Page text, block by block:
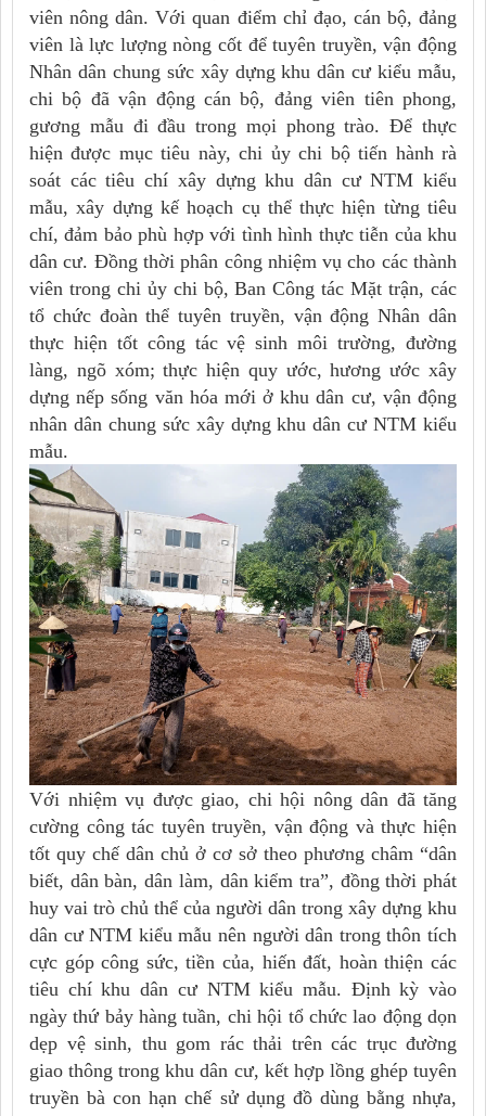
viên nông dân. Với quan điểm chỉ đạo, cán bộ, đảng
viên là lực lượng nòng cốt để tuyên truyền, vận động
Nhân dân chung sức xây dựng khu dân cư kiểu mẫu,
chi bộ đã vận động cán bộ, đảng viên tiên phong,
gương mẫu đi đầu trong mọi phong trào. Để thực
hiện được mục tiêu này, chi ủy chi bộ tiến hành rà
soát các tiêu chí xây dựng khu dân cư NTM kiểu
mẫu, xây dựng kế hoạch cụ thể thực hiện từng tiêu
chí, đảm bảo phù hợp với tình hình thực tiễn của khu
dân cư. Đồng thời phân công nhiệm vụ cho các thành
viên trong chi ủy chi bộ, Ban Công tác Mặt trận, các
tổ chức đoàn thể tuyên truyền, vận động Nhân dân
thực hiện tốt công tác vệ sinh môi trường, đường
làng, ngõ xóm; thực hiện quy ước, hương ước xây
dựng nếp sống văn hóa mới ở khu dân cư, vận động
nhân dân chung sức xây dựng khu dân cư NTM kiểu
mẫu.
Với nhiệm vụ được giao, chi hội nông dân đã tăng
cường công tác tuyên truyền, vận động và thực hiện
tốt quy chế dân chủ ở cơ sở theo phương châm “dân
biết, dân bàn, dân làm, dân kiểm tra”, đồng thời phát
huy vai trò chủ thể của người dân trong xây dựng khu
dân cư NTM kiểu mẫu nên người dân trong thôn tích
cực góp công sức, tiền của, hiến đất, hoàn thiện các
tiêu chí khu dân cư NTM kiểu mẫu. Định kỳ vào
ngày thứ bảy hàng tuần, chi hội tổ chức lao động dọn
dẹp vệ sinh, thu gom rác thải trên các trục đường
giao thông trong khu dân cư, kết hợp lồng ghép tuyên
truyền bà con hạn chế sử dụng đồ dùng bằng nhựa,